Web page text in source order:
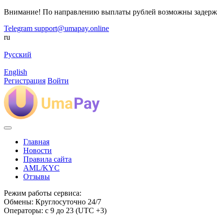
Внимание! По направлению выплаты рублей возможны
Telegram support@umapay.online
ru
Русский
English
Регистрация Войти
Главная
Новости
Правила сайта
AML/KYC
Отзывы
Режим работы сервиса:
Обмены: Круглосуточно 24/7
Операторы: с 9 до 23 (UTC +3)